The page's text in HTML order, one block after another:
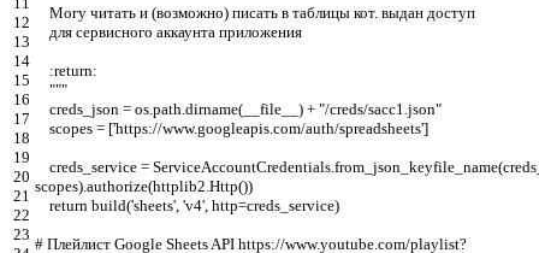
12
13
14
15
16
17
18
19
20
21
22
23
Могу читать и (возможно) писать в таблицы кот. выдан доступ
для сервисного аккаунта приложения
:return:
"""
creds_json = os.path.dirname( __file__ ) + "/creds/sacc1.json"
scopes = ['https://www.googleapis.com/auth/spreadsheets']
creds_service = ServiceAccountCredentials.from_json_keyfile_name(
scopes).authorize(httplib2.Http())
return build('sheets', 'v4', http=creds_service)
# Плейлист Google Sheets API https://www.youtube.com/playlist?